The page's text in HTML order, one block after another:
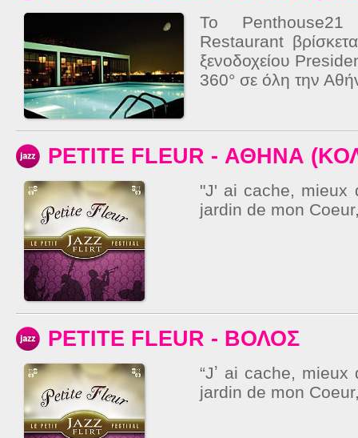
Το
Restaurant
ξενοδοχείου
360° σε όλη την
PETITE FLEUR - ΑΘΗΝΑ
"J' ai cache, mieux
jardin de mon
PETITE FLEUR - ΒΟΛΟΣ
“Jʼ ai cache,
jardin de mon